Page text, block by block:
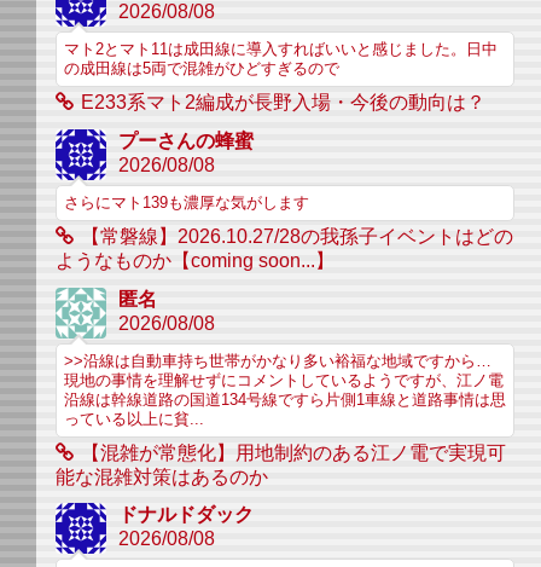
2026/08/08
マト2とマト11は成田線に導入すればいいと感じました。日中
の成田線は5両で混雑がひどすぎるので
E233系マト2編成が長野入場・今後の動向は？
プーさんの蜂蜜
2026/08/08
さらにマト139も濃厚な気がします
【常磐線】2026.10.27/28の我孫子イベントはどの
ようなものか【coming soon...】
匿名
2026/08/08
>>沿線は自動車持ち世帯がかなり多い裕福な地域ですから…
現地の事情を理解せずにコメントしているようですが、江ノ電
沿線は幹線道路の国道134号線ですら片側1車線と道路事情は思
っている以上に貧...
【混雑が常態化】用地制約のある江ノ電で実現可
能な混雑対策はあるのか
ドナルドダック
2026/08/08